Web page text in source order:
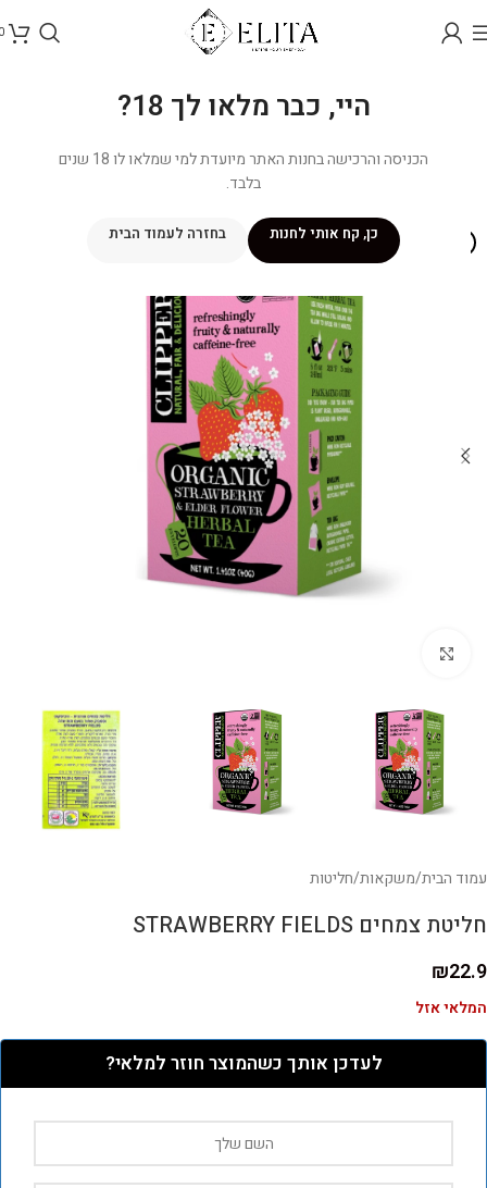
היי, כבר מלאו לך 18?
הכניסה והרכישה בחנות האתר מיועדת למי שמלאו לו 18 שנים
בלבד.
כן, קח אותי לחנות בחזרה לעמוד הבית
עמוד הבית/משקאות/חליטות
חליטת צמחים STRAWBERRY FIELDS
₪22.9
המלאי אזל
לעדכן אותך כשהמוצר חוזר למלאי?